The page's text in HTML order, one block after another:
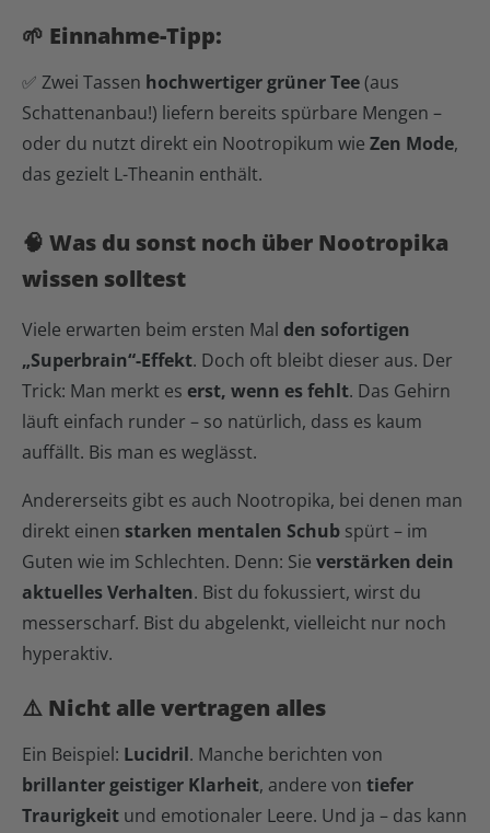
🌱 Einnahme-Tipp:
✅ Zwei Tassen hochwertiger grüner Tee(aus
Schattenanbau!) liefern bereits spürbare Mengen –
oder du nutzt direkt ein Nootropikum wie Zen Mode,
das gezielt L-Theanin enthält.
🧠 Was du sonst noch über Nootropika
wissen solltest
Viele erwarten beim ersten Mal den sofortigen
„Superbrain“-Effekt. Doch oft bleibt dieser aus. Der
Trick: Man merkt es erst, wenn es fehlt. Das Gehirn
läuft einfach runder – so natürlich, dass es kaum
auffällt. Bis man es weglässt.
Andererseits gibt es auch Nootropika, bei denen man
direkt einen starken mentalen Schub spürt – im
Guten wie im Schlechten. Denn: Sie verstärken dein
aktuelles Verhalten. Bist du fokussiert, wirst du
messerscharf. Bist du abgelenkt, vielleicht nur noch
hyperaktiv.
⚠️ Nicht alle vertragen alles
Ein Beispiel: Lucidril. Manche berichten von
brillanter geistiger Klarheit, andere von tiefer
Traurigkeit und emotionaler Leere. Und ja – das kann